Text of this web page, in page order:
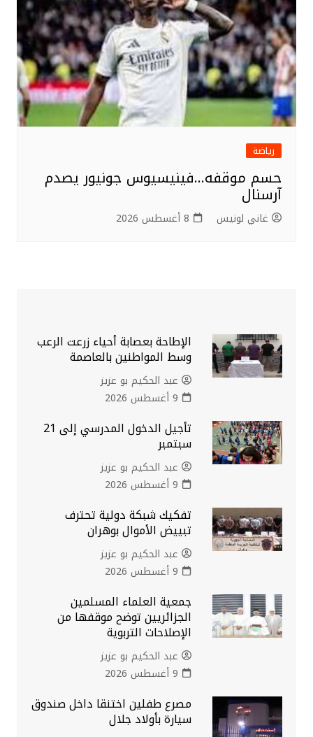
رياضة
حسم موقفه…فينيسيوس جونيور يصدم
آرسنال
غاني لونيس 8 أغسطس 2026
الإطاحة بعصابة أحياء زرعت الرعب
وسط المواطنين بالعاصمة
عبد الحكيم بو عزيز
9 أغسطس 2026
تأجيل الدخول المدرسي إلى 21
سبتمبر
عبد الحكيم بو عزيز
9 أغسطس 2026
تفكيك شبكة دولية تحترف
تبييض الأموال بوهران
عبد الحكيم بو عزيز
9 أغسطس 2026
جمعية العلماء المسلمين
الجزائريين توضح موقفها من
الإصلاحات التربوية
عبد الحكيم بو عزيز
9 أغسطس 2026
مصرع طفلين اختنقا داخل صندوق
سيارة بأولاد جلال